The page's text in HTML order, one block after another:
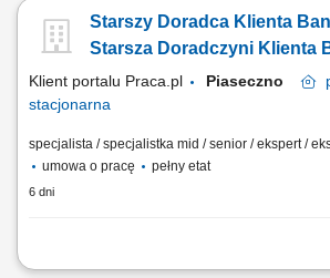
relacji; Realizacja celów sprzedażowych;
wizerunku Banku poprzez wysoką jakość obsługi;
Starszy Doradca Klienta
Starsza Doradczyni Klienta
Klient portalu Praca.pl Piaseczno
stacjonarna
specjalista / specjalistka mid / senior / ekspert /
umowa o pracę
pełny etat
6 dni
Analiza potrzeb finansowych klientów